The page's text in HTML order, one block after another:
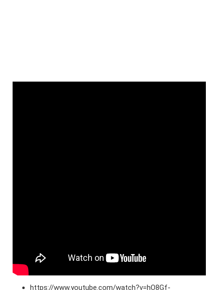
https://www.youtube.com/watch?v=hO8Gf-